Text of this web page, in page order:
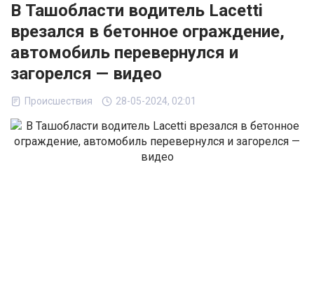
В Ташобласти водитель Lacetti
врезался в бетонное ограждение,
автомобиль перевернулся и
загорелся — видео
Происшествия 28-05-2024, 02:01